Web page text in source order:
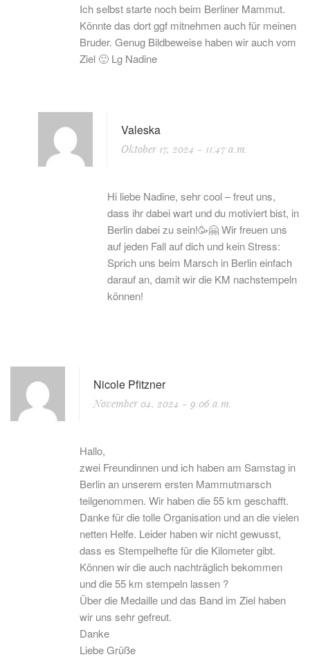
Ich selbst starte noch beim Berliner Mammut.
Könnte das dort ggf mitnehmen auch für meinen
Bruder. Genug Bildbeweise haben wir auch vom
Ziel 🙂 Lg Nadine
Valeska
Oktober 17, 2024 - 11:47 a.m.
Hi liebe Nadine, sehr cool – freut uns,
dass ihr dabei wart und du motiviert bist, in
Berlin dabei zu sein!🥳🤗 Wir freuen uns
auf jeden Fall auf dich und kein Stress:
Sprich uns beim Marsch in Berlin einfach
darauf an, damit wir die KM nachstempeln
können!
Nicole Pfitzner
November 04, 2024 - 9:06 a.m.
Hallo,
zwei Freundinnen und ich haben am Samstag in
Berlin an unserem ersten Mammutmarsch
teilgenommen. Wir haben die 55 km geschafft.
Danke für die tolle Organisation und an die vielen
netten Helfe. Leider haben wir nicht gewusst,
dass es Stempelhefte für die Kilometer gibt.
Können wir die auch nachträglich bekommen
und die 55 km stempeln lassen ?
Über die Medaille und das Band im Ziel haben
wir uns sehr gefreut.
Danke
Liebe Grüße